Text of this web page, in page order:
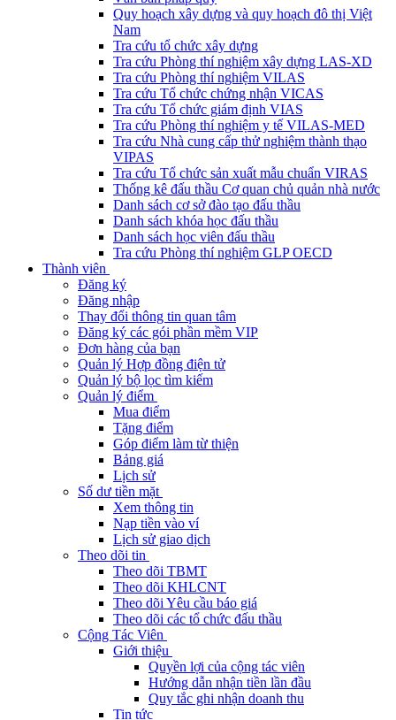
Quy hoạch xây dựng và quy hoạch đô thị Việt
Nam
Tra cứu tổ chức xây dựng
Tra cứu Phòng thí nghiệm xây dựng LAS-XD
Tra cứu Phòng thí nghiệm VILAS
Tra cứu Tổ chức chứng nhận VICAS
Tra cứu Tổ chức giám định VIAS
Tra cứu Phòng thí nghiệm y tế VILAS-MED
Tra cứu Nhà cung cấp thử nghiệm thành thạo
VIPAS
Tra cứu Tổ chức sản xuất mẫu chuẩn VIRAS
Thống kê đấu thầu Cơ quan chủ quản nhà nước
Danh sách cơ sở đào tạo đấu thầu
Danh sách khóa học đấu thầu
Danh sách học viên đấu thầu
Tra cứu Phòng thí nghiệm GLP OECD
Thành viên
Đăng ký
Đăng nhập
Thay đổi thông tin quan tâm
Đăng ký các gói phần mềm VIP
Đơn hàng của bạn
Quản lý Hợp đồng điện tử
Quản lý bộ lọc tìm kiếm
Quản lý điểm
Mua điểm
Tặng điểm
Góp điểm làm từ thiện
Bảng giá
Lịch sử
Số dư tiền mặt
Xem thông tin
Nạp tiền vào ví
Lịch sử giao dịch
Theo dõi tin
Theo dõi TBMT
Theo dõi KHLCNT
Theo dõi Yêu cầu báo giá
Theo dõi các tổ chức đấu thầu
Cộng Tác Viên
Giới thiệu
Quyền lợi của cộng tác viên
Hướng dẫn nhận tiền lần đầu
Quy tắc ghi nhận doanh thu
Tin tức